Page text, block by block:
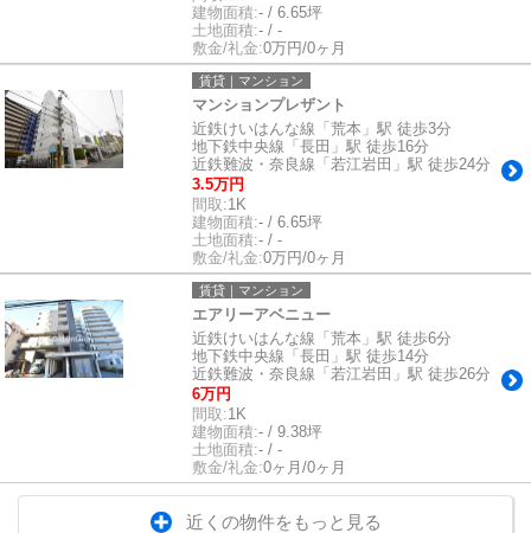
建物面積:- / 6.65坪
土地面積:- / -
敷金/礼金:0万円/0ヶ月
賃貸｜マンション
マンションプレザント
近鉄けいはんな線「荒本」駅 徒歩3分
地下鉄中央線「長田」駅 徒歩16分
近鉄難波・奈良線「若江岩田」駅 徒歩24分
3.5万円
間取:1K
建物面積:- / 6.65坪
土地面積:- / -
敷金/礼金:0万円/0ヶ月
賃貸｜マンション
エアリーアベニュー
近鉄けいはんな線「荒本」駅 徒歩6分
地下鉄中央線「長田」駅 徒歩14分
近鉄難波・奈良線「若江岩田」駅 徒歩26分
6万円
間取:1K
建物面積:- / 9.38坪
土地面積:- / -
敷金/礼金:0ヶ月/0ヶ月
近くの物件をもっと見る